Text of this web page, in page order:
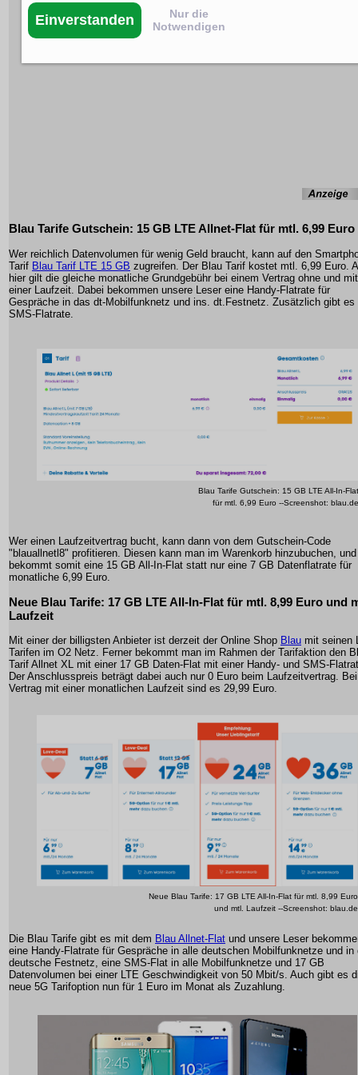
Blau Tarife Gutschein: 15 GB LTE Allnet-Flat für mtl. 6,99 Euro
Wer reichlich Datenvolumen für wenig Geld braucht, kann auf den
Tarif Blau Tarif LTE 15 GB zugreifen. Der Blau Tarif kostet mtl. 6,99 Euro.
hier gilt die gleiche monatliche Grundgebühr bei einem Vertrag ohne und mit
einer Laufzeit. Dabei bekommen unsere Leser eine Handy-Flatrate für
Gespräche in das dt-Mobilfunknetz und ins. dt.Festnetz. Zusätzlich gibt es
SMS-Flatrate.
Blau Tarife Gutschein: 15 GB LTE All-In-Flat
für mtl. 6,99 Euro --Screenshot: blau.de
Wer einen Laufzeitvertrag bucht, kann dann von dem Gutschein-Code
"blauallnetl8" profitieren. Diesen kann man im Warenkorb hinzubuchen, und
bekommt somit eine 15 GB All-In-Flat statt nur eine 7 GB Datenflatrate für
monatliche 6,99 Euro.
Neue Blau Tarife: 17 GB LTE All-In-Flat für mtl. 8,99 Euro und
Laufzeit
Mit einer der billigsten Anbieter ist derzeit der Online Shop Blau mit seinen
Tarifen im O2 Netz. Ferner bekommt man im Rahmen der Tarifaktion den
Tarif Allnet XL mit einer 17 GB Daten-Flat mit einer Handy- und SMS-
Der Anschlusspreis beträgt dabei auch nur 0 Euro beim Laufzeitvertrag.
Vertrag mit einer monatlichen Laufzeit sind es 29,99 Euro.
Neue Blau Tarife: 17 GB LTE All-In-Flat für mtl. 8,99 Euro
und mtl. Laufzeit --Screenshot: blau.de
Die Blau Tarife gibt es mit dem Blau Allnet-Flat und unsere Leser
eine Handy-Flatrate für Gespräche in alle deutschen Mobilfunknetze und in
deutsche Festnetz, eine SMS-Flat in alle Mobilfunknetze und 17 GB
Datenvolumen bei einer LTE Geschwindigkeit von 50 Mbit/s. Auch gibt es
neue 5G Tarifoption nun für 1 Euro im Monat als Zuzahlung.
Einverstanden
Nur die
Notwendigen